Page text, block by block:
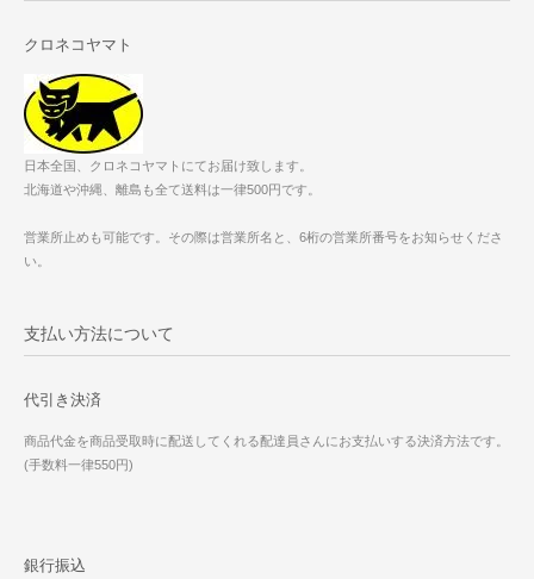
クロネコヤマト
日本全国、クロネコヤマトにてお届け致します。
北海道や沖縄、離島も全て送料は一律500円です。
営業所止めも可能です。その際は営業所名と、6桁の営業所番号をお知らせくださ
い。
支払い方法について
代引き決済
商品代金を商品受取時に配送してくれる配達員さんにお支払いする決済方法です。
(手数料一律550円)
銀行振込